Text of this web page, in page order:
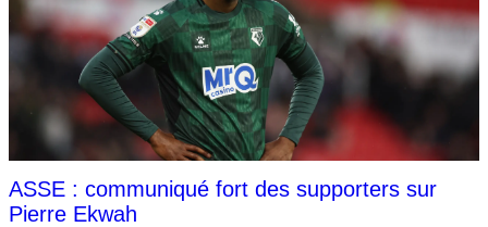
ASSE : communiqué fort des supporters sur
Pierre Ekwah